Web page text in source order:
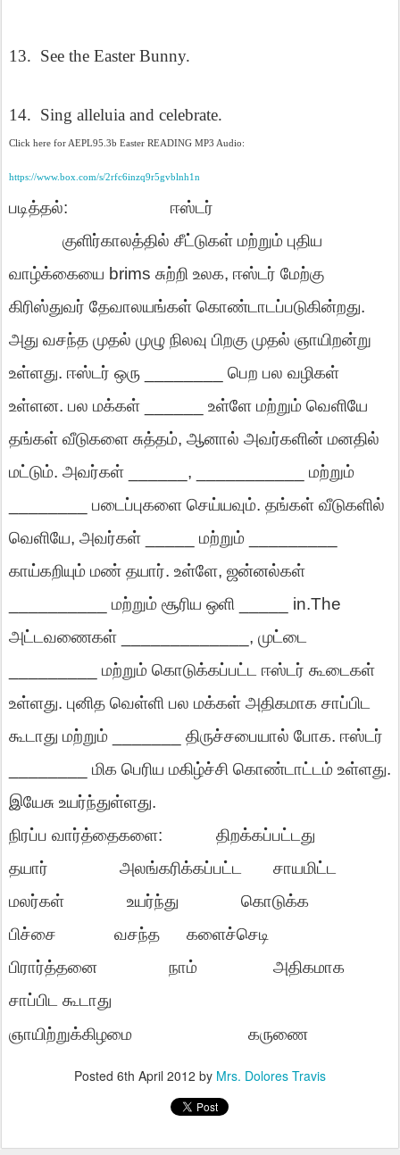
13. See the Easter Bunny.
14. Sing alleluia and celebrate.
Click here for AEPL95.3b Easter READING MP3 Audio:
https://www.box.com/s/2rfc6inzq9r5gvblnh1n
படித்தல்:
ஈஸ்டர்
குளிர்காலத்தில் சீட்டுகள் மற்றும் புதிய
வாழ்க்கையை brims சுற்றி உலக, ஈஸ்டர் மேற்கு
கிரிஸ்துவர் தேவாலயங்கள் கொண்டாடப்படுகின்றது.
அது வசந்த முதல் முழு நிலவு பிறகு முதல் ஞாயிறன்று
உள்ளது. ஈஸ்டர் ஒரு பெற பல வழிகள்
உள்ளன. பல மக்கள் உள்ளே மற்றும் வெளியே
தங்கள் வீடுகளை சுத்தம், ஆனால் அவர்களின் மனதில்
மட்டும். அவர்கள் ,
மற்றும்
படைப்புகளை செய்யவும். தங்கள் வீடுகளில்
வெளியே, அவர்கள் மற்றும்
காய்கறியும் மண் தயார். உள்ளே, ஜன்னல்கள்
மற்றும் சூரிய ஒளி
in.The
அட்டவணைகள்
, முட்டை
மற்றும் கொடுக்கப்பட்ட ஈஸ்டர் கூடைகள்
உள்ளது. புனித வெள்ளி பல மக்கள் அதிகமாக சாப்பிட
கூடாது மற்றும் திருச்சபையால் போக. ஈஸ்டர்
மிக பெரிய மகிழ்ச்சி கொண்டாட்டம் உள்ளது.
இயேசு உயர்ந்துள்ளது.
நிரப்ப வார்த்தைகளை:
திறக்கப்பட்டது
தயார்
அலங்கரிக்கப்பட்ட
சாயமிட்ட
மலர்கள்
உயர்ந்து
கொடுக்க
பிச்சை
வசந்த
களைச்செடி
பிரார்த்தனை
நாம்
அதிகமாக
சாப்பிட
கூடாது
ஞாயிற்றுக்கிழமை
கருணை
Posted 6th April 2012 by Mrs. Dolores Travis